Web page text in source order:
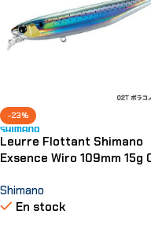
-23%
Leurre Flottant Shimano
Exsence Wiro 109mm 15g
Shimano
En stock